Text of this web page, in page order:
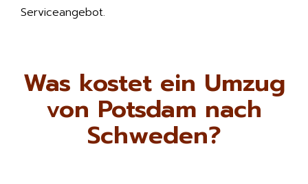
Serviceangebot.
Was kostet ein Umzug
von Potsdam nach
Schweden?